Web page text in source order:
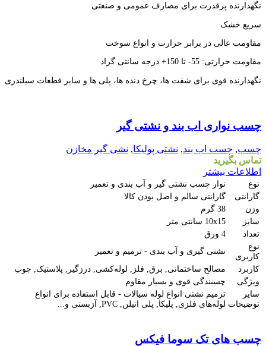
نگهدارنده پرقدرت برای مصارف عمومی و صنعتی
سریع خشک
مقاومت عالی در برابر حرارت و انواع سوخت
مقاومت حرارتی: 55- تا 150+ درجه سانتی گراد
نگهدارنده قوی برای شفت ها، چرخ دنده ها، پلی ها و سایر قطعات سیلندری
نمایش سریع
چسب نواری اب بند و نشتی گیر
چسب, چسب اب بند, نشتی پولیکا, نشی گیر مخازن
تماس بگیرید
اطلاعات بیشتر
نوع
نوار چسب نشتی گیر و آب بندی و تعمیر
گارانتی
گارانتی سالم و اصل بودن کالا
وزن
38 گرم
سایز
10x15 سانتی متر
تعداد
4 ورق
نوع
کاربری
نشتی گیری و آب بندی - ترمیم و تعمیر
کاربرد
مصالح ساختمانی, برق, فلز, لوله‌کشی, درزگیر, پلاستیک, چوب
ویژگی
چسبندگی قوی و بسیار مقاوم
سایر
توضیحات
ترمیم نشتی انواع لوله سیالات - قابل استفاده برای انواع
لوله‌های فلزی, پلیکا, پلی اتیلن, PVC, آزبستی و...
نمایش سریع
چسب های تک سوما فیکس